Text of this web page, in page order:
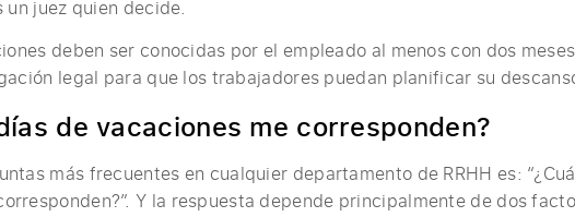
juez quien decide.
deben ser conocidas por el empleado al menos con dos
legal para que los trabajadores puedan planificar su
de vacaciones me corresponden?
más frecuentes en cualquier departamento de RRHH es:
Y la respuesta depende principalmente de dos